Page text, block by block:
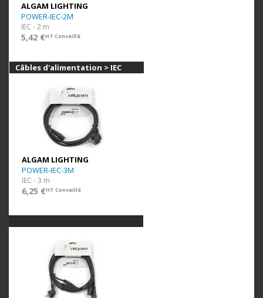
ALGAM LIGHTING
POWER-IEC-2M
IEC - 2 m
5,42 €HT Conseillé
Câbles d'alimentation > IEC
ALGAM LIGHTING
POWER-IEC-3M
IEC - 3 m
6,25 €HT Conseillé